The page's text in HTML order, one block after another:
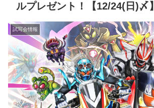
ルプレゼント！【12/24(日)〆】
試写会情報